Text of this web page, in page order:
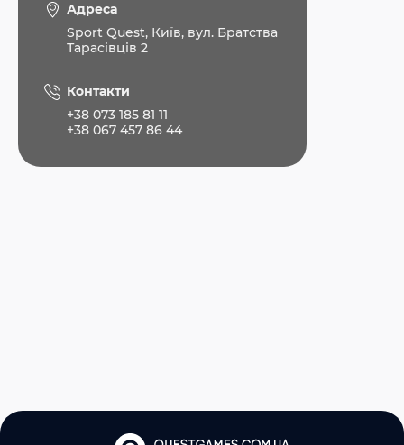
Адреса
Sport Quest, Київ, вул. Братства
Тарасівців 2
Контакти
+38 073 185 81 11
+38 067 457 86 44